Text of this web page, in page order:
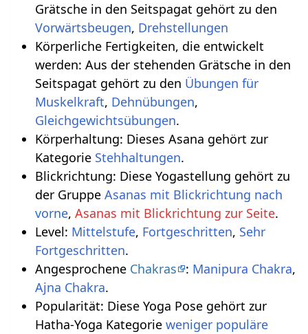
Grätsche in den Seitspagat gehört zu den
Vorwärtsbeugen, Drehstellungen
Körperliche Fertigkeiten, die entwickelt
werden: Aus der stehenden Grätsche in den
Seitspagat gehört zu den Übungen für
Muskelkraft, Dehnübungen,
Gleichgewichtsübungen.
Körperhaltung: Dieses Asana gehört zur
Kategorie Stehhaltungen.
Blickrichtung: Diese Yogastellung gehört zu
der Gruppe Asanas mit Blickrichtung nach
vorne, Asanas mit Blickrichtung zur Seite.
Level: Mittelstufe, Fortgeschritten, Sehr
Fortgeschritten.
Angesprochene Chakras : Manipura Chakra,
Ajna Chakra.
Popularität: Diese Yoga Pose gehört zur
Hatha-Yoga Kategorie weniger populäre